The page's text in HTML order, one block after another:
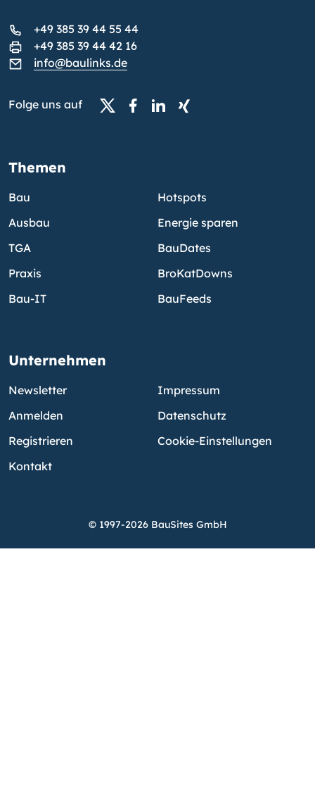
+49 385 39 44 55 44
+49 385 39 44 42 16
info@baulinks.de
Folge uns auf
Themen
Bau
Ausbau
TGA
Praxis
Bau-IT
Hotspots
Energie sparen
BauDates
BroKatDowns
BauFeeds
Unternehmen
Newsletter
Anmelden
Registrieren
Kontakt
Impressum
Datenschutz
Cookie-Einstellungen
© 1997-2026 BauSites GmbH